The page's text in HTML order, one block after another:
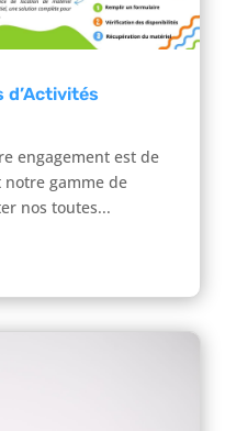
d’Activités
engagement est de
gamme de
nos toutes...